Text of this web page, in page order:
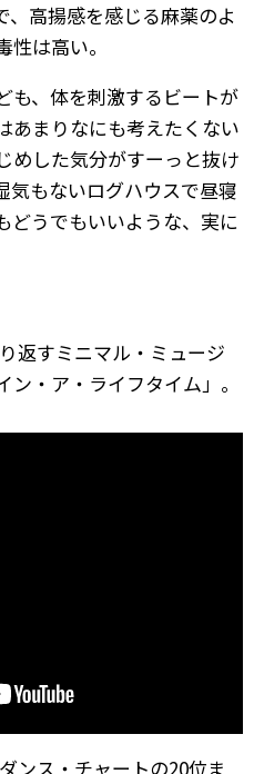
、高揚感を感じる麻薬のよ
は高い。
も、体を刺激するビートが
あまりなにも考えたくない
めした気分がすーっと抜け
気もないログハウスで昼寝
どうでもいいような、実に
返すミニマル・ミュージ
・ア・ライフタイム」。
ンス・チャートの20位ま